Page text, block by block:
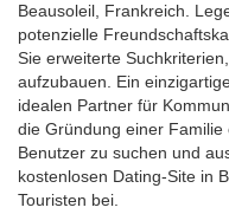
Beausoleil, Frankreich.
potenzielle
Sie erweiterte
aufzubauen. Ein
idealen Partner für
die Gründung einer
Benutzer zu suchen und
kostenlosen Dating-Site in
Touristen bei.